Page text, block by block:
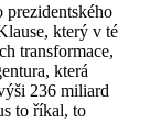
prezidentského
který v té
transformace,
která
236 miliard
to říkal, to